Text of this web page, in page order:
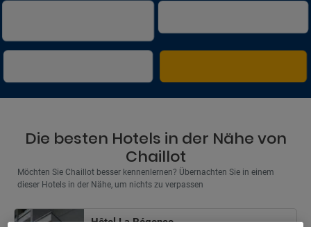
Die besten Hotels in der Nähe von
Chaillot
Möchten Sie Chaillot besser kennenlernen? Übernachten Sie in einem
dieser Hotels in der Nähe, um nichts zu verpassen
Hôtel La Régence